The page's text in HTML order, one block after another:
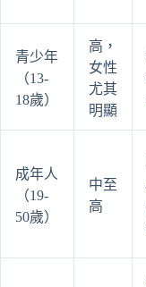
青少年
（13-
18歲）
高，
女性
尤其
明顯
成年人
（19-
50歲）
中至
高